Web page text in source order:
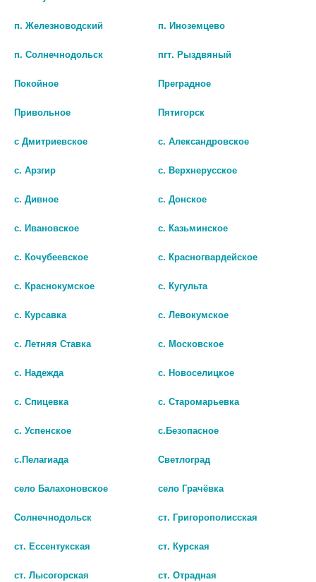
шт
В КОРЗИНУ В КОРЗИНУ
ОЗОН/ 2724
В КОРЗИНУ
п. Железноводский п. Иноземцево
п. Солнечнодольск пгт. Рыздвяный
Покойное Преградное
Привольное Пятигорск
с Дмитриевское с. Александровское
с. Арзгир с. Верхнерусское
с. Дивное с. Донское
с. Ивановское с. Казьминское
с. Кочубеевское с. Красногвардейское
с. Краснокумское с. Кугульта
с. Курсавка с. Левокумское
с. Летняя Ставка с. Московское
с. Надежда с. Новоселицкое
с. Спицевка с. Старомарьевка
с. Успенское с.Безопасное
с.Пелагиада Светлоград
село Балахоновское село Грачёвка
Солнечнодольск ст. Григорополисская
ст. Ессентукская ст. Курская
ст. Лысогорская ст. Отрадная